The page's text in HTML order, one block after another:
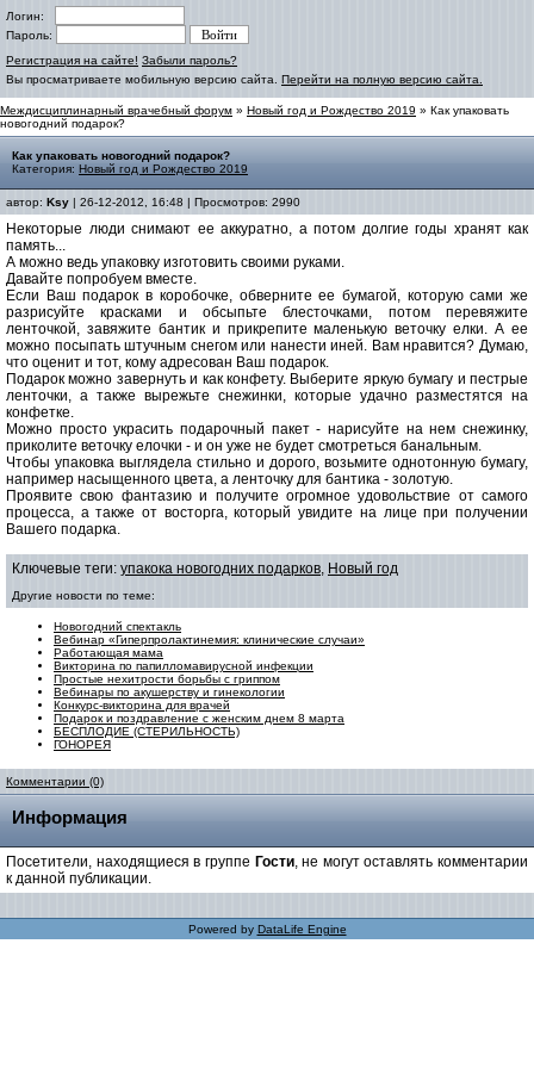
Логин:
Пароль:
Регистрация на сайте! Забыли пароль?
Вы просматриваете мобильную версию сайта. Перейти на полную версию сайта.
Междисциплинарный врачебный форум » Новый год и Рождество 2019 » Как упаковать
новогодний подарок?
Как упаковать новогодний подарок?
Категория: Новый год и Рождество 2019
автор: Ksy | 26-12-2012, 16:48 | Просмотров: 2990
Некоторые люди снимают ее аккуратно, а потом долгие годы хранят как
память...
А можно ведь упаковку изготовить своими руками.
Давайте попробуем вместе.
Если Ваш подарок в коробочке, обверните ее бумагой, которую сами же
разрисуйте красками и обсыпьте блесточками, потом перевяжите
ленточкой, завяжите бантик и прикрепите маленькую веточку елки. А ее
можно посыпать штучным снегом или нанести иней. Вам нравится? Думаю,
что оценит и тот, кому адресован Ваш подарок.
Подарок можно завернуть и как конфету. Выберите яркую бумагу и пестрые
ленточки, а также вырежьте снежинки, которые удачно разместятся на
конфетке.
Можно просто украсить подарочный пакет - нарисуйте на нем снежинку,
приколите веточку елочки - и он уже не будет смотреться банальным.
Чтобы упаковка выглядела стильно и дорого, возьмите однотонную бумагу,
например насыщенного цвета, а ленточку для бантика - золотую.
Проявите свою фантазию и получите огромное удовольствие от самого
процесса, а также от восторга, который увидите на лице при получении
Вашего подарка.
Ключевые теги: упакока новогодних подарков, Новый год
Другие новости по теме:
Новогодний спектакль
Вебинар «Гиперпролактинемия: клинические случаи»
Работающая мама
Викторина по папилломавирусной инфекции
Простые нехитрости борьбы с гриппом
Вебинары по акушерству и гинекологии
Конкурс-викторина для врачей
Подарок и поздравление с женским днем 8 марта
БЕСПЛОДИЕ (СТЕРИЛЬНОСТЬ)
ГОНОРЕЯ
Комментарии (0)
Информация
Посетители, находящиеся в группе Гости, не могут оставлять комментарии
к данной публикации.
Powered by DataLife Engine